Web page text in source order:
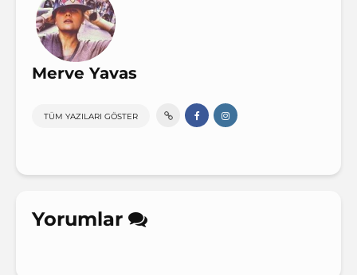
Merve Yavas
TÜM YAZILARI GÖSTER
Yorumlar